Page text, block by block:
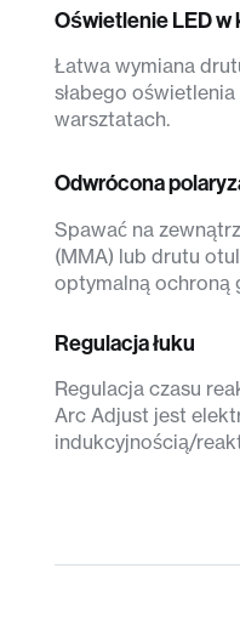
Oświetlenie LED
Łatwa wymiana
słabego
warsztatach.
Odwrócona
Spawać na
(MMA) lub drutu
optymalną ochroną
Regulacja łuku
Regulacja czasu
Arc Adjust jest
indukcyjnością/